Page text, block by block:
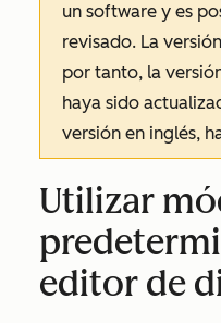
un software y es
revisado. La
por tanto, la
haya sido
versión en inglés,
Utilizar
editor de